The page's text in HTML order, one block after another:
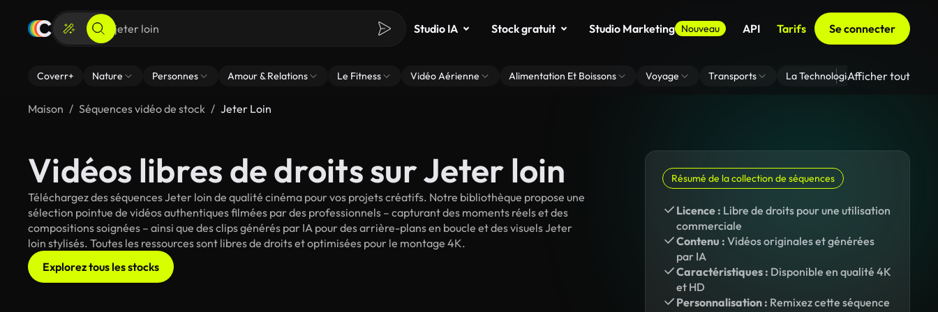
Studio IA Stock gratuit Studio Marketing Nouveau API Tarifs Se connecter
Coverr+ Nature Personnes Amour & Relations Le Fitness Vidéo Aérienne Alimentation Et Boissons Voyage Transports La Technologie Zoom En
Afficher tout
Maison Séquences vidéo de stock Jeter Loin
Vidéos libres de droits sur Jeter loin
Téléchargez des séquences Jeter loin de qualité cinéma pour vos projets créatifs. Notre bibliothèque propose une
sélection pointue de vidéos authentiques filmées par des professionnels – capturant des moments réels et des
compositions soignées – ainsi que des clips générés par IA pour des arrière-plans en boucle et des visuels Jeter
loin stylisés. Toutes les ressources sont libres de droits et optimisées pour le montage 4K.
Explorez tous les stocks
Résumé de la collection de séquences
Licence : Libre de droits pour une utilisation
commerciale
Contenu : Vidéos originales et générées
par IA
Caractéristiques : Disponible en qualité 4K
et HD
Personnalisation : Remixez cette séquence